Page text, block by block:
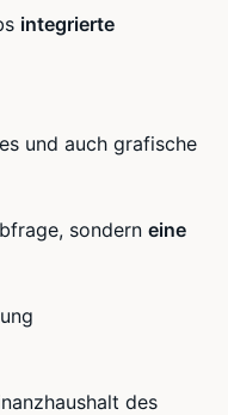
integrierte
und auch grafische
sondern eine
des